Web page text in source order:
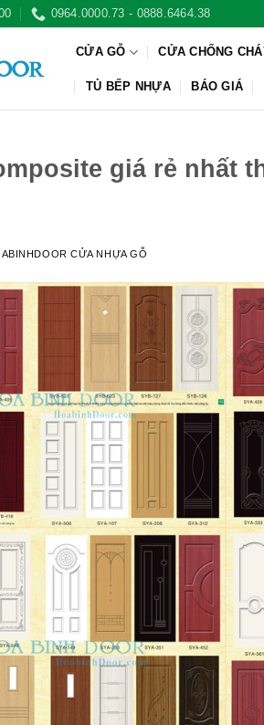
0964.0000.73 - 0888.6464.38
CỬA GỖ CỬA CHỐNG
TỦ BẾP NHỰA BÁO GIÁ
giá rẻ nhất
CỬA NHỰA GỖ